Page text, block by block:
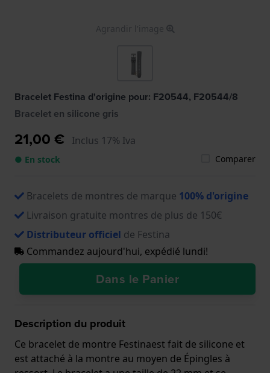
Agrandir l'image
Bracelet Festina d'origine pour: F20544, F20544/8
Bracelet en silicone gris
21,00 € Inclus 17% Iva
● En stock Comparer
Bracelets de montres de marque 100% d'origine
Livraison gratuite montres de plus de 150€
Distributeur officiel de Festina
Commandez aujourd'hui, expédié lundi!
Dans le Panier
Description du produit
Ce bracelet de montre Festinaest fait de silicone et
est attaché à la montre au moyen de Épingles à